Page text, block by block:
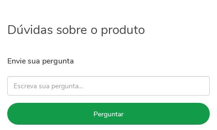
Dúvidas sobre o produto
Envie sua pergunta
Perguntar